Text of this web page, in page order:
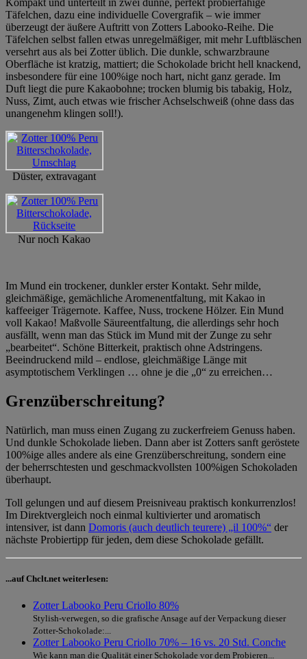
Täfelchen, dazu eine individuelle Covergrafik – wie immer
überzeugt der äußere Auftritt von Zotters Labooko-Reihe. Die
Täfelchen selbst fallen etwas unregelmäßiger, mit mehr Luftbläschen
versehrt aus als bei Zotter üblich. Die dunkle, schwarzbraune
Oberfläche ist kratzig, mattiert; die Schokolade bricht hell knackend,
insbesondere für eine 100%ige noch hart, nicht ganz gerade. Im
Duft liegt die pure Kakaobohne; trocken blumig bis tabakig, Holz,
Nuss, Zimt, auch etwas wie frischer Achselschweiß (ohne dass das
unangenehm klingen soll!).
Düster, extravagant
Nur noch Kakao
Im Mund ein trockener, dunkler erster Kontakt. Sehr milde,
gleichmäßige, gemächliche Aromenentfaltung, mit Kakao in
kaffeeiger Trägernote. Kaffee, Nuss, trockene Hölzer. Ein Mund
voll Kakao! Maßvolle Säureentfaltung, die allerdings sehr hoch
ausfällt, wenn man das Stück im Mund mit der Zunge zu sehr
„bearbeitet“. Schöne Bitterkeit, praktisch ohne Adstringens.
Beeindruckend mild – endlose, gleichmäßige Länge mit
asymptotischem Verklingen … ohne je die „0“ zu erreichen…
Grenzüberschreitung?
Natürlich, man muss einen Zugang zu zuckerfreiem Genuss haben.
Und dunkle Schokolade lieben. Dann aber ist Zotters sanft geröstete
100%ige alles andere als eine Grenzüberschreitung, sondern eine
der beherrschtesten und geschmackvollsten 100%igen Schokoladen
überhaupt.
Toll gelungen und auf diesem Preisniveau praktisch konkurrenzlos!
Im Direktvergleich noch einmal kultivierter und aromatisch
intensiver, ist dann Domoris (auch deutlich teurere) „il 100%“ der
nächste Probiertipp für jeden, dem diese Schokolade gefällt.
...auf Chclt.net weiterlesen:
Zotter Labooko Peru Criollo 80%
Stylish-verwegen, so die grafische Ansage auf der Verpackung dieser
Zotter-Schokolade:...
Zotter Labooko Peru Criollo 70% – 16 vs. 20 Std. Conche
Wie kann man die Qualität einer Schokolade vor dem Probieren...